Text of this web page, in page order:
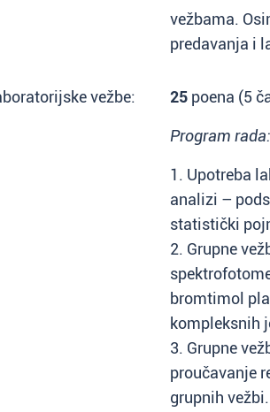
vežbama.
predavanja i
vežbe: 25 poena (5
Program rada:
1. Upotreba
analizi –
statistički
2. Grupne
bromtimol
kompleksnih
3. Grupne
proučavanje
grupnih vežbi.